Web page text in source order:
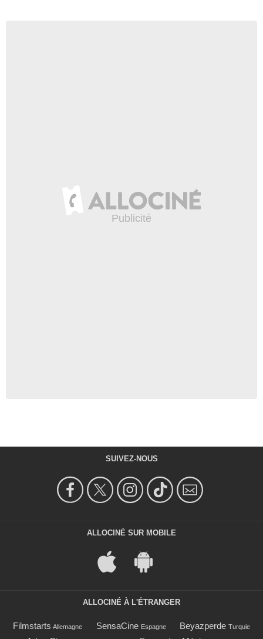
SUIVEZ-NOUS
ALLOCINÉ SUR MOBILE
ALLOCINÉ À L'ÉTRANGER
Filmstarts Allemagne SensaCine Espagne Beyazperde Turquie